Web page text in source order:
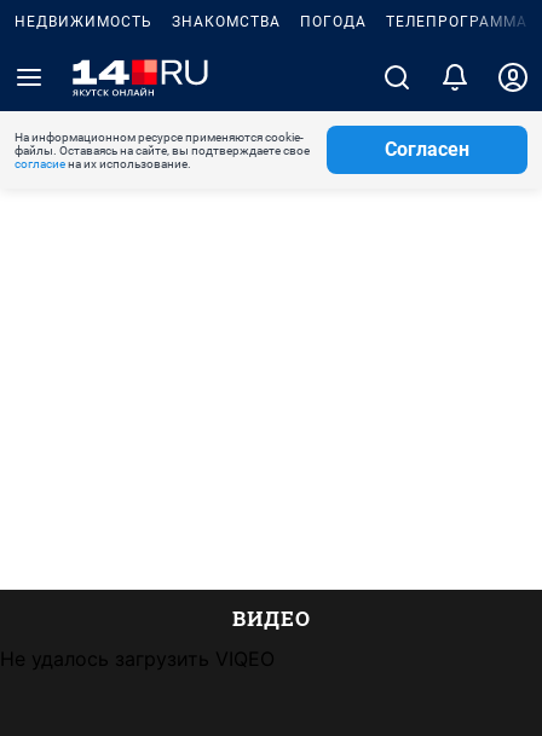
НЕДВИЖИМОСТЬ ЗНАКОМСТВА ПОГОДА ТЕЛЕПРОГРАММА
На информационном ресурсе применяются cookie-
файлы. Оставаясь на сайте, вы подтверждаете свое
согласиена их использование.
Согласен
ВИДЕО
Не удалось загрузить VIQEO